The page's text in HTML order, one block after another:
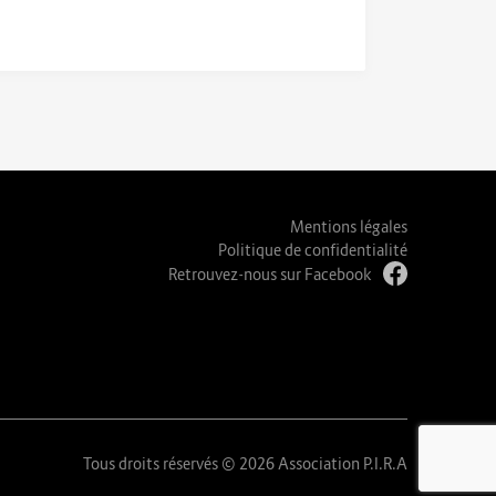
Mentions légales
Politique de confidentialité
Retrouvez-nous sur Facebook
Tous droits réservés © 2026 Association P.I.R.A